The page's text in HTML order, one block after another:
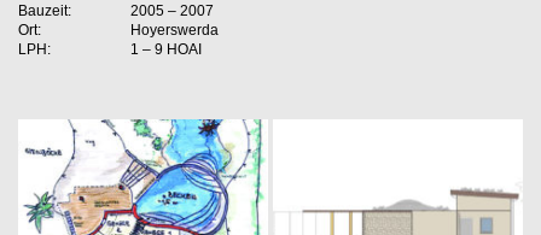
Bauzeit:
Ort:
LPH:
2005 – 2007
Hoyerswerda
1 – 9 HOAI